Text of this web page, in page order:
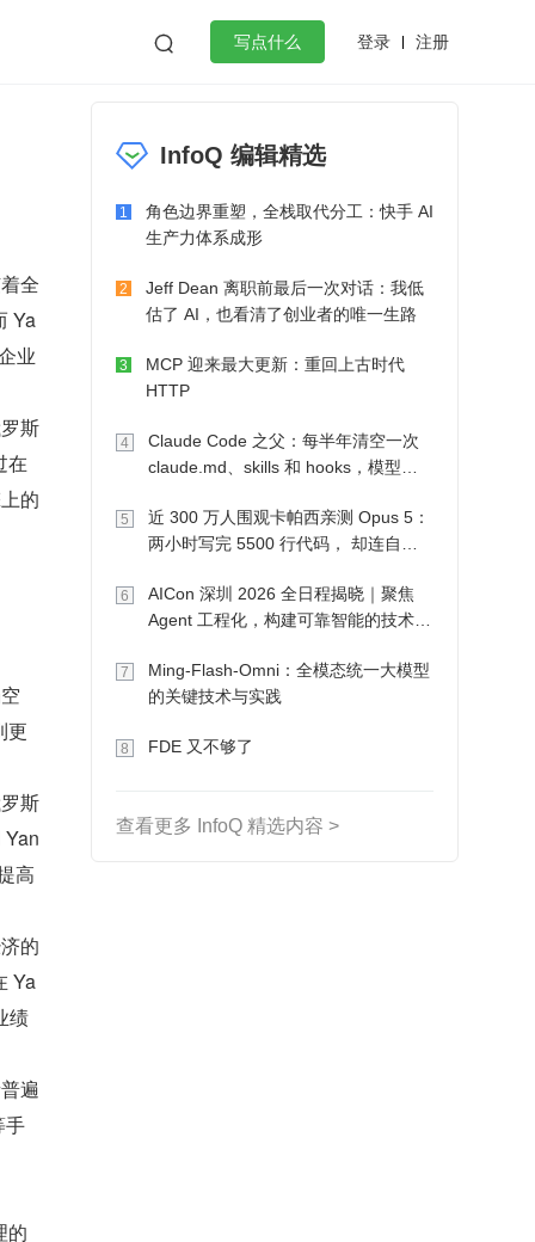
 写点什么 登录 注册
微服务架构 flutter
全
Ya
业
斯
在
的
更
斯
高
的
Ya
绩
遍
手
的
InfoQ 编辑精选
1
角色边界重塑，全栈取代分工：快手 AI
生产力体系成形
2
Jeff Dean 离职前最后一次对话：我低
估了 AI，也看清了创业者的唯一生路
3
MCP 迎来最大更新：重回上古时代
HTTP
4
Claude Code 之父：每半年清空一次
claude.md、skills 和 hooks，模型自
5
近 300 万人围观卡帕西亲测 Opus 5：
两小时写完 5500 行代码， 却连自己
6
AICon 深圳 2026 全日程揭晓｜聚焦
Agent 工程化，构建可靠智能的技术路
7
Ming-Flash-Omni：全模态统一大模型
的关键技术与实践
8 FDE 又不够了
查看更多 InfoQ 精选内容 >